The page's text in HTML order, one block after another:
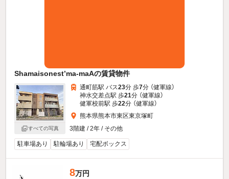
Shamaisonest’ma-maAの賃貸物件
すべての写真
通町筋駅 バス23分 歩7分 （健軍線）
神水交差点駅 歩21分 （健軍線）
健軍校前駅 歩22分 （健軍線）
熊本県熊本市東区東京塚町
3階建 / 2年 / その他
駐車場あり 駐輪場あり 宅配ボックス
8万円